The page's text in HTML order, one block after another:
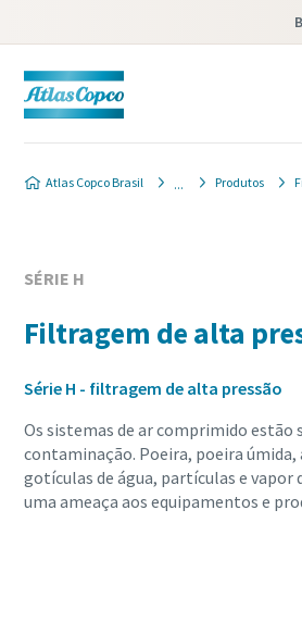
Atlas Copco Brasil Produtos
SÉRIE H
Filtragem de alta
Série H - filtragem de alta pressão
Os sistemas de ar comprimido estão
contaminação. Poeira, poeira úmida,
gotículas de água, partículas e vapor
uma ameaça aos equipamentos e